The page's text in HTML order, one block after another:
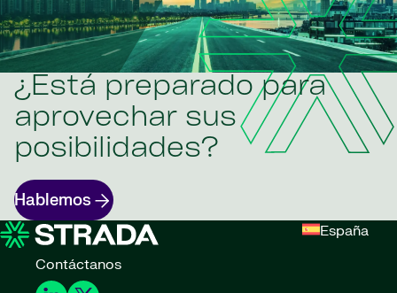
¿Está preparado para
aprovechar sus
posibilidades?
Hablemos
España
Contáctanos